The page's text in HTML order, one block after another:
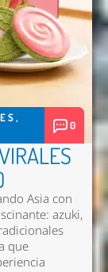
,
0
Asia con
azuki,
que